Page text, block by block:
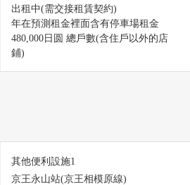
出租中(需交接租賃契約)
年在預測租金裡面含有停車場租金
480,000日圆 總戶數(含住戶以外的店
鋪)
其他便利設施1
京王永山站(京王相模原線)